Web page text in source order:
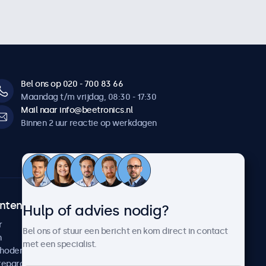
Bel ons op 020 - 700 83 66
Maandag t/m vrijdag, 08:30 - 17:30
Mail naar info@beetronics.nl
Binnen 2 uur reactie op werkdagen
Over Beetronics
Werken bij Beetronics
Hulp of advies nodig?
Bel ons of stuur een bericht en kom direct in contact
met een specialist.